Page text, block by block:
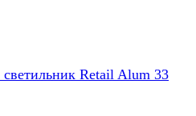
Retail Alum 33